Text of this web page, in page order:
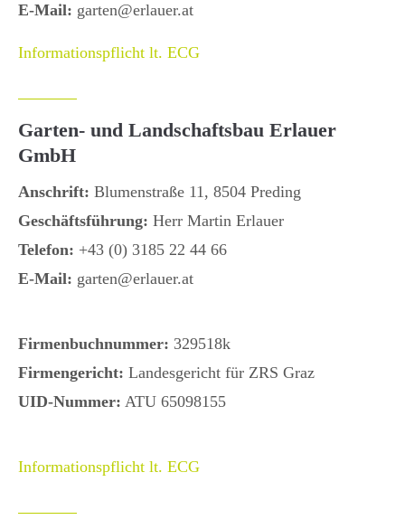
E-Mail: garten@erlauer.at
Informationspflicht lt. ECG
Garten- und Landschaftsbau Erlauer
GmbH
Anschrift: Blumenstraße 11, 8504 Preding
Geschäftsführung: Herr Martin Erlauer
Telefon: +43 (0) 3185 22 44 66
E-Mail: garten@erlauer.at
Firmenbuchnummer: 329518k
Firmengericht: Landesgericht für ZRS Graz
UID-Nummer: ATU 65098155
Informationspflicht lt. ECG